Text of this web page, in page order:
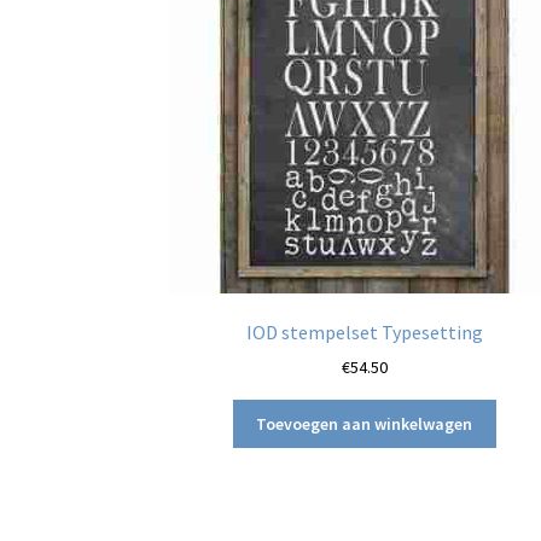
IOD stempelset Typesetting
€54.50
Toevoegen aan winkelwagen